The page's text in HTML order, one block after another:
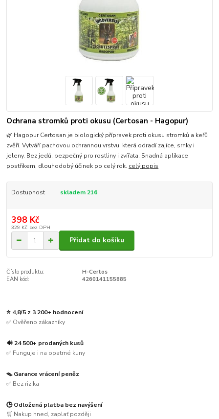
Ochrana stromků proti okusu (Certosan - Hagopur)
🌿 Hagopur Certosan je biologický přípravek proti okusu stromků a keřů
zvěří. Vytváří pachovou ochrannou vrstvu, která odradí zajíce, srnky i
jeleny. Bez jedů, bezpečný pro rostliny i zvířata. Snadná aplikace
postřikem, dlouhodobý účinek po celý rok. celý popis
Dostupnost skladem 216
398 Kč
329 Kč bez DPH
Přidat do košíku
Číslo produktu:
H-Certos
EAN kód:
4260141155885
⭐ 4,8/5 z 3 200+ hodnocení
✅ Ověřeno zákazníky
🔊 24 500+ prodaných kusů
✅ Funguje i na opatrné kuny
🪤 Garance vrácení peněz
✅ Bez rizika
🕒 Odložená platba bez navýšení
🛒 Nakup hned, zaplať později